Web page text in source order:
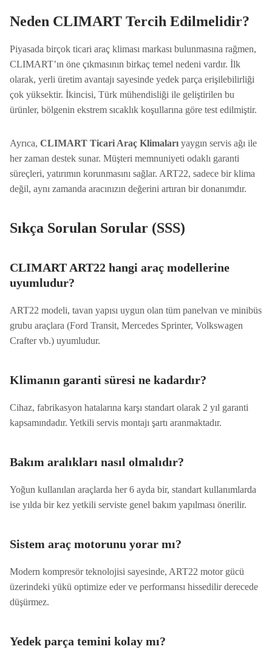
Neden CLIMART Tercih Edilmelidir?
Piyasada birçok ticari araç kliması markası bulunmasına rağmen,
CLIMART’ın öne çıkmasının birkaç temel nedeni vardır. İlk
olarak, yerli üretim avantajı sayesinde yedek parça erişilebilirliği
çok yüksektir. İkincisi, Türk mühendisliği ile geliştirilen bu
ürünler, bölgenin ekstrem sıcaklık koşullarına göre test edilmiştir.
Ayrıca, CLIMART Ticari Araç Klimalarıyaygın servis ağı ile
her zaman destek sunar. Müşteri memnuniyeti odaklı garanti
süreçleri, yatırımın korunmasını sağlar. ART22, sadece bir klima
değil, aynı zamanda aracınızın değerini artıran bir donanımdır.
Sıkça Sorulan Sorular (SSS)
CLIMART ART22 hangi araç modellerine
uyumludur?
ART22 modeli, tavan yapısı uygun olan tüm panelvan ve minibüs
grubu araçlara (Ford Transit, Mercedes Sprinter, Volkswagen
Crafter vb.) uyumludur.
Klimanın garanti süresi ne kadardır?
Cihaz, fabrikasyon hatalarına karşı standart olarak 2 yıl garanti
kapsamındadır. Yetkili servis montajı şartı aranmaktadır.
Bakım aralıkları nasıl olmalıdır?
Yoğun kullanılan araçlarda her 6 ayda bir, standart kullanımlarda
ise yılda bir kez yetkili serviste genel bakım yapılması önerilir.
Sistem araç motorunu yorar mı?
Modern kompresör teknolojisi sayesinde, ART22 motor gücü
üzerindeki yükü optimize eder ve performansı hissedilir derecede
düşürmez.
Yedek parça temini kolay mı?